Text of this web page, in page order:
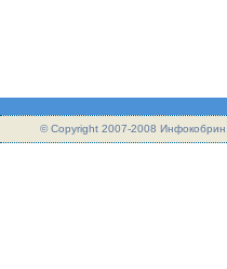
© Copyright 2007-2008